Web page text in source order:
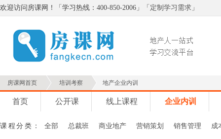
欢迎访问房课网！「学习热线：400-850-2006」「 定制学习需求 」
房课网首页 培训考察 地产企业内训
首页 公开课 线上课程 企业内训
课程分类： 全部 总裁班 商业地产 营销策划 销售管理 成